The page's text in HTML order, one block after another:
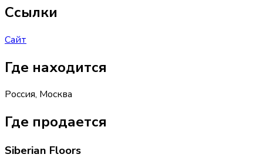
Ссылки
Сайт
Где находится
Россия, Москва
Где продается
Siberian Floors